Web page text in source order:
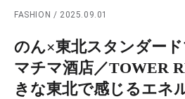
PARCOメンバーズ
FASHION / 2025.09.01
のん×東北スタンダー
マチマ酒店／TOWER
きな東北で感じるエネ